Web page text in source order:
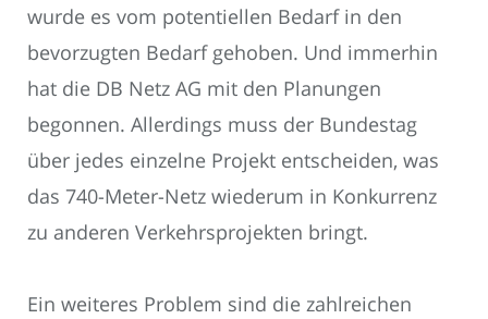
wurde es vom potentiellen Bedarf in den
bevorzugten Bedarf gehoben. Und immerhin
hat die DB Netz AG mit den Planungen
begonnen. Allerdings muss der Bundestag
über jedes einzelne Projekt entscheiden, was
das 740-Meter-Netz wiederum in Konkurrenz
zu anderen Verkehrsprojekten bringt.
Ein weiteres Problem sind die zahlreichen